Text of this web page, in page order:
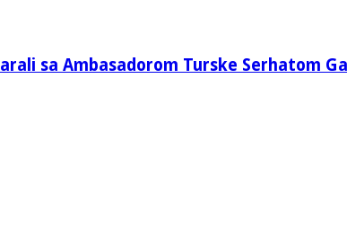
sa Ambasadorom Turske Serhatom